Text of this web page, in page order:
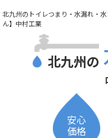
北九州のトイレつまり・水漏れ・
ん】中村工業
北九州の
安心
価格